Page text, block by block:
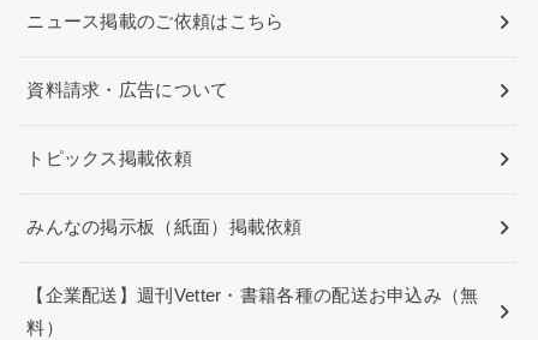
ニュース掲載のご依頼はこちら
資料請求・広告について
トピックス掲載依頼
みんなの掲示板（紙面）掲載依頼
【企業配送】週刊Vetter・書籍各種の配送お申込み（無
料）